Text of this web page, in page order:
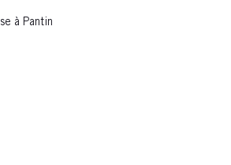
à Pantin